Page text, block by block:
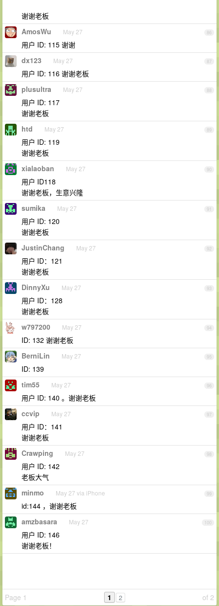
谢谢老板
86
AmosWu May 27
用户 ID: 115 谢谢
87
dx123 May 27
用户 ID: 116 谢谢老板
88
plusultra May 27
用户 ID: 117
谢谢老板
89
htd May 27
用户 ID: 119
谢谢老板
90
xialaoban May 27
用户 ID118
谢谢老板，生意兴隆
91
sumika May 27
用户 ID: 120
谢谢老板
92
JustinChang May 27
用户 ID：121
谢谢老板
93
DinnyXu May 27
用户 ID：128
谢谢老板
94
w797200 May 27
ID: 132 谢谢老板
95
BerniLin May 27
ID: 139
96
tim55 May 27
用户 ID: 140 。谢谢老板
97
ccvip May 27
用户 ID：141
谢谢老板
98
Crawping May 27
用户 ID: 142
老板大气
99
minmo May 27 via iPhone
id:144 ，谢谢老板
100
amzbasara May 27
用户 ID: 146
谢谢老板！
Page 1 of 2
1 2